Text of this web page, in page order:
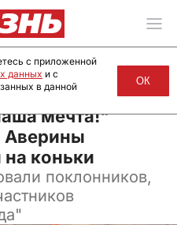
мечта!"
Аверины
на коньки
поклонников,
с приложенной
данных и с
в данной
ОК